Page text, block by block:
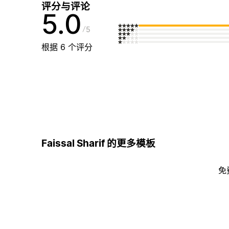
评分与评论
5.0 5
根据 6 个评分
Faissal Sharif 的更多模板
免